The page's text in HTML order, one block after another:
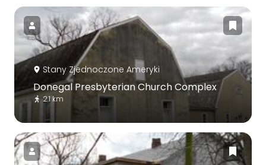
Stany Zjednoczone Ameryki
Donegal Presbyterian Church Complex
2.1 km